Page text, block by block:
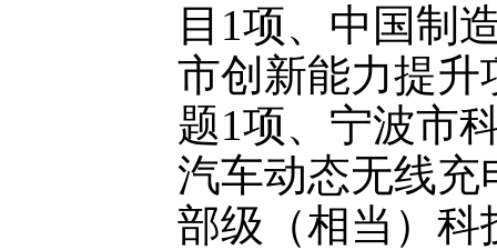
目1项、中国制
市创新能力提升
题1项、宁波市
汽车动态无线充
部级（相当）科